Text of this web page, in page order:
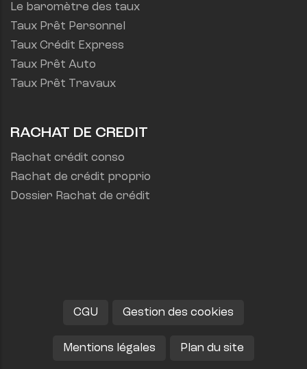
Le baromètre des taux
Taux Prêt Personnel
Taux Crédit Express
Taux Prêt Auto
Taux Prêt Travaux
RACHAT DE CREDIT
Rachat crédit conso
Rachat de crédit proprio
Dossier Rachat de crédit
CGU Gestion des cookies
Mentions légales Plan du site